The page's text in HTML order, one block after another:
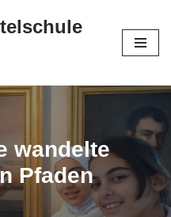
wandelte
Pfaden